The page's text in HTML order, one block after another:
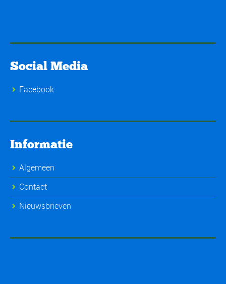
Social Media
Facebook
Informatie
Algemeen
Contact
Nieuwsbrieven